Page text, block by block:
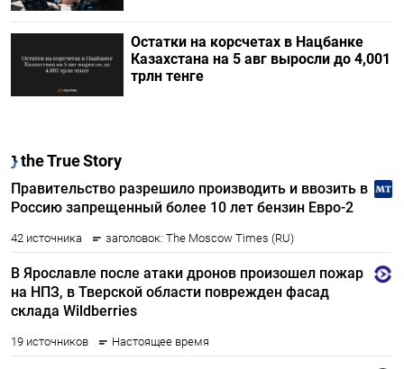
Остатки на корсчетах в Нацбанке
Казахстана на 5 авг выросли до 4,001
трлн тенге